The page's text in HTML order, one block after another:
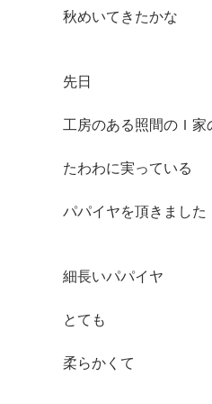
秋めいてきたかな
先日
工房のある照間のＩ家
たわわに実っている
パパイヤを頂きました
細長いパパイヤ
とても
柔らかくて